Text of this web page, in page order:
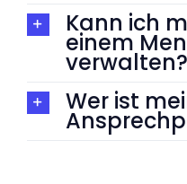
Kann ich
einem
verwalten?
Wer ist